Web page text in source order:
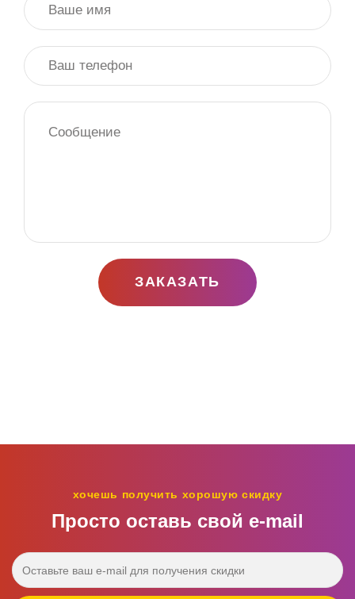
ЗАКАЗАТЬ
хочешь получить хорошую скидку
Просто оставь свой e‑mail